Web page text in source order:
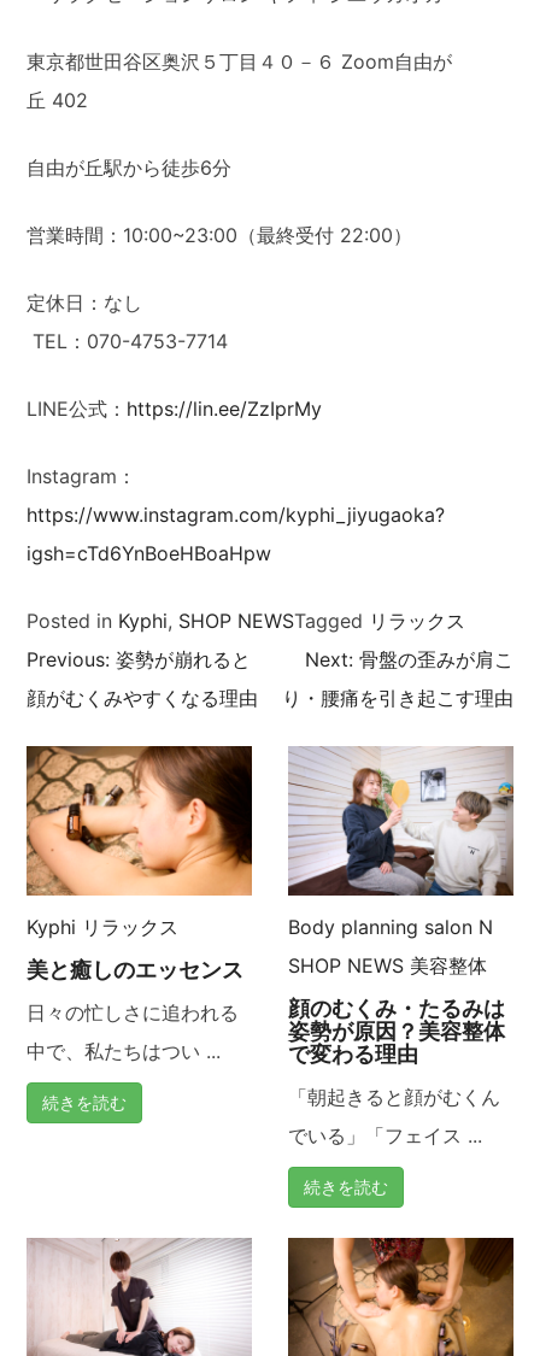
東京都世田谷区奥沢５丁目４０－６ Zoom自由が
丘 402
自由が丘駅から徒歩6分
営業時間：10:00~23:00（最終受付 22:00）
定休日：なし
TEL：070-4753-7714
LINE公式： https://lin.ee/ZzIprMy
Instagram：
https://www.instagram.com/kyphi_jiyugaoka?
igsh=cTd6YnBoeHBoaHpw
Posted in Kyphi, SHOP NEWSTagged リラックス
投
ナ
ビ
ゲ
ー
シ
ョ
ン
Previous: 姿勢が崩れると
顔がむくみやすくなる理由
Next: 骨盤の歪みが肩こ
り・腰痛を引き起こす理由
Kyphi リラックス
美と癒しのエッセンス
日々の忙しさに追われる
中で、私たちはつい ...
続きを読む
Body planning salon N
SHOP NEWS 美容整体
顔のむくみ・たるみは
姿勢が原因？美容整体
で変わる理由
「朝起きると顔がむくん
でいる」「フェイス ...
続きを読む